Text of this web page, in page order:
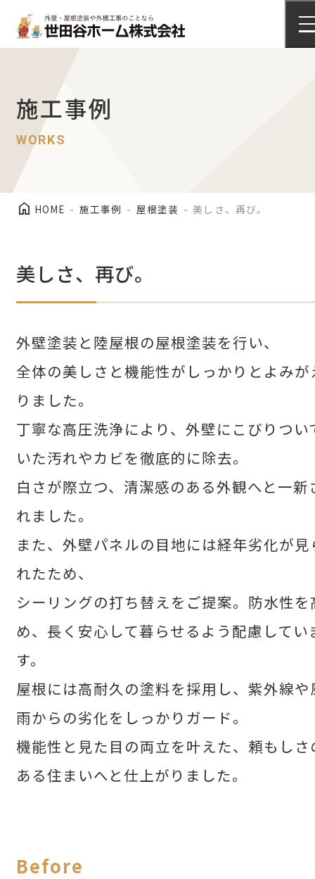
施工事例
施工事例
arrow_right_alt
業務内容
施工事例
お客様の声
サービス
お知らせ
せた父さんコラム
採用情報
施工事例
WORKS
home HOME 施工事例 屋根塗装 美しさ、再び。
美しさ、再び。
外壁塗装と陸屋根の屋根塗装を行い、
全体の美しさと機能性がしっかりとよみが
りました。
丁寧な高圧洗浄により、外壁にこびりつい
いた汚れやカビを徹底的に除去。
白さが際立つ、清潔感のある外観へと一新
れました。
また、外壁パネルの目地には経年劣化が見
れたため、
シーリングの打ち替えをご提案。防水性を
め、長く安心して暮らせるよう配慮してい
す。
屋根には高耐久の塗料を採用し、紫外線や
雨からの劣化をしっかりガード。
機能性と見た目の両立を叶えた、頼もしさ
ある住まいへと仕上がりました。
Before